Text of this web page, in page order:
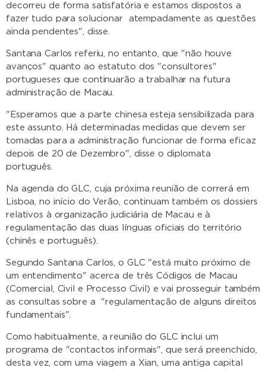
decorreu de forma satisfatória e estamos dispostos a
fazer tudo para solucionar atempadamente as questões
ainda pendentes", disse.
Santana Carlos referiu, no entanto, que "não houve
avanços" quanto ao estatuto dos "consultores"
portugueses que continuarão a trabalhar na futura
administração de Macau.
"Esperamos que a parte chinesa esteja sensibilizada para
este assunto. Há determinadas medidas que devem ser
tomadas para a administração funcionar de forma eficaz
depois de 20 de Dezembro", disse o diplomata
português.
Na agenda do GLC, cuja próxima reunião de correrá em
Lisboa, no início do Verão, continuam também os dossiers
relativos à organização judiciária de Macau e à
regulamentação das duas línguas oficiais do território
(chinês e português).
Segundo Santana Carlos, o GLC "está muito próximo de
um entendimento" acerca de três Códigos de Macau
(Comercial, Civil e Processo Civil) e vai prosseguir também
as consultas sobre a "regulamentação de alguns direitos
fundamentais".
Como habitualmente, a reunião do GLC inclui um
programa de "contactos informais", que será preenchido,
desta vez, com uma viagem a Xian, uma antiga capital